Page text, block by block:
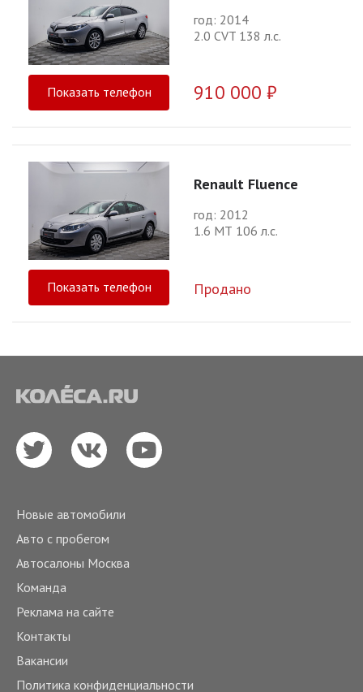
год: 2014
2.0 CVT 138 л.с.
Показать телефон 910 000 ₽
Renault Fluence
год: 2012
1.6 МТ 106 л.с.
Показать телефон Продано
Новые автомобили
Авто с пробегом
Автосалоны Москва
Команда
Реклама на сайте
Контакты
Вакансии
Политика конфиденциальности